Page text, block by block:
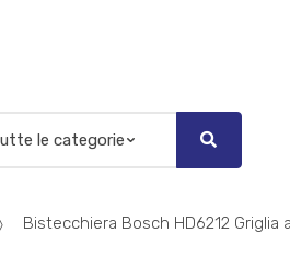
Bistecchiera Bosch HD6212 Griglia